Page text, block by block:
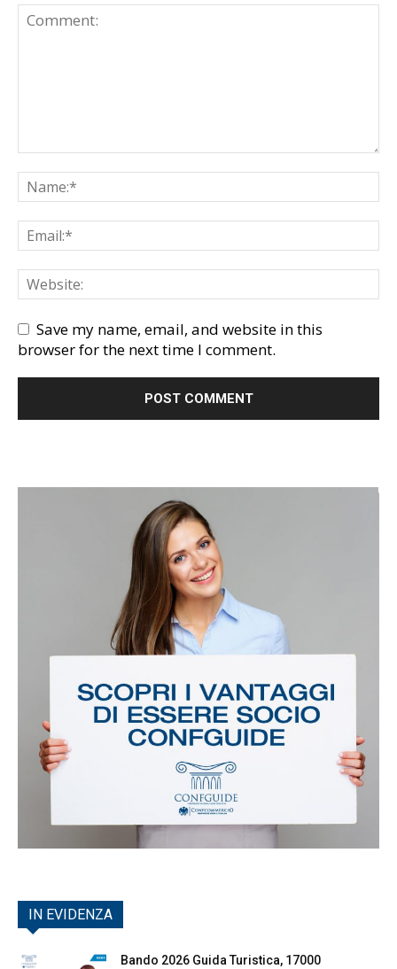
Save my name, email, and website in this
browser for the next time I comment.
IN EVIDENZA
Bando 2026 Guida Turistica, 17000